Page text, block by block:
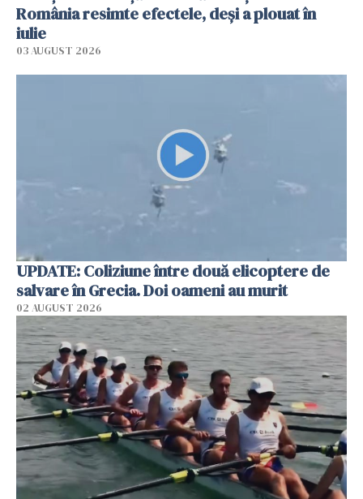
România resimte efectele, deși a plouat în
iulie
03 AUGUST 2026
UPDATE: Coliziune între două elicoptere de
salvare în Grecia. Doi oameni au murit
02 AUGUST 2026